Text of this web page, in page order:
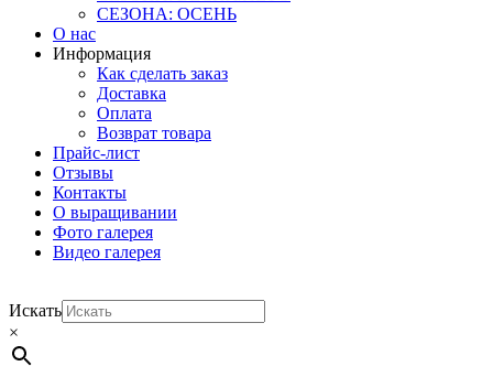
СЕЗОНА: ОСЕНЬ
О нас
Информация
Как сделать заказ
Доставка
Оплата
Возврат товара
Прайс-лист
Отзывы
Контакты
О выращивании
Фото галерея
Видео галерея
Искать
×